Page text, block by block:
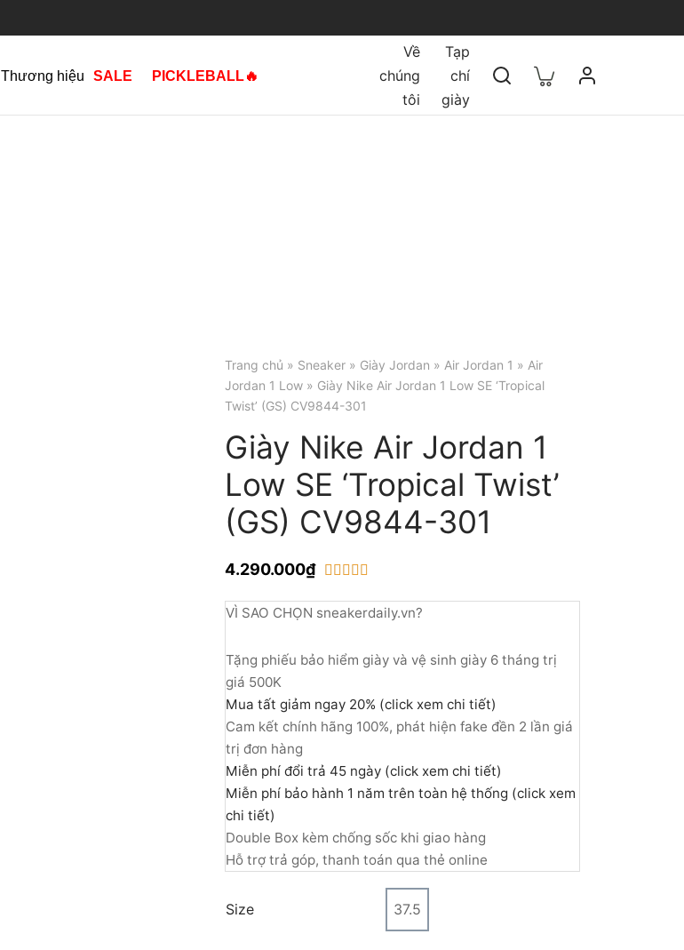
Thương hiệu SALE PICKLEBALL🔥
Về
chúng
tôi
Tạp
chí
giày
Trang chủ » Sneaker » Giày Jordan » Air Jordan 1 » Air
Jordan 1 Low » Giày Nike Air Jordan 1 Low SE ‘Tropical
Twist’ (GS) CV9844-301
Giày Nike Air Jordan 1
Low SE ‘Tropical Twist’
(GS) CV9844-301
4.290.000₫
VÌ SAO CHỌN sneakerdaily.vn?
Tặng phiếu bảo hiểm giày và vệ sinh giày 6 tháng trị
giá 500K
Mua tất giảm ngay 20% (click xem chi tiết)
Cam kết chính hãng 100%, phát hiện fake đền 2 lần giá
trị đơn hàng
Miễn phí đổi trả 45 ngày (click xem chi tiết)
Miễn phí bảo hành 1 năm trên toàn hệ thống (click xem
chi tiết)
Double Box kèm chống sốc khi giao hàng
Hỗ trợ trả góp, thanh toán qua thẻ online
Size 37.5